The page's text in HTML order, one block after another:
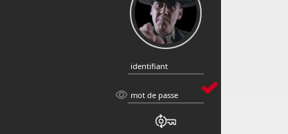
identifiant
identifiant
mot
mot de passe